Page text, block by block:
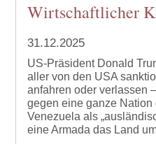
Wirtschaftlicher
31.12.2025
US-Präsident Donald
aller von den USA
anfahren oder verlassen
gegen eine ganze
Venezuela als
eine Armada das Land